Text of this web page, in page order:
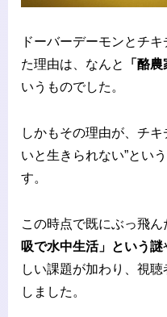
ドーバーデーモンとチ
た理由は、なんと
「酪
いうものでした。
しかもその理由が、チ
いと生きられない”とい
す。
この時点で既にぶっ飛
吸で水中生活」という謎
しい課題が加わり、視
しました。